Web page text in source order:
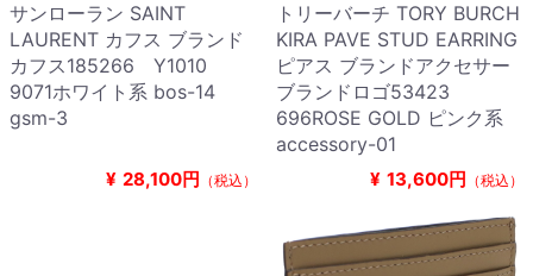
サンローラン SAINT
LAURENT カフス ブランド
カフス185266 Y1010
9071ホワイト系 bos-14
gsm-3
¥ 28,100円 （税込）
トリーバーチ TORY BURCH
KIRA PAVE STUD EARRING
ピアス ブランドアクセサー
ブランドロゴ53423
696ROSE GOLD ピンク系
accessory-01
¥ 13,600円 （税込）